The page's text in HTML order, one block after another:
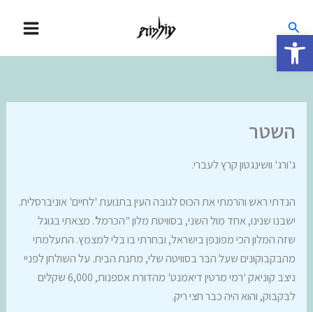
פתח סרגל נגישות
לתוכןחיפוש
השטר
ג'ורג' וושינגטון קרץ לעברי.
הנדתי ראש והרמתי את הכוס לגובה העין בתנועת 'לחיים' אוניברסלית.
ישבנו שנינו, אחד מול השני, בסוויטת מלון "הכרמל'. מצאתי בגוגל
שזה המלון הכי מפונפן בישראל, ובחרתי בו בלי למצמץ. התעלמתי
מהבקבוקונים שעל הבר בסוויטה שלי, מתנת הבית. על השולחן לפניי
ניצב קוניאק 'רמי מרטין דיאמנט' מהדורת אספנות, 6,000 שקלים
לבקבוק, והוא היה כבר חצי ריק.